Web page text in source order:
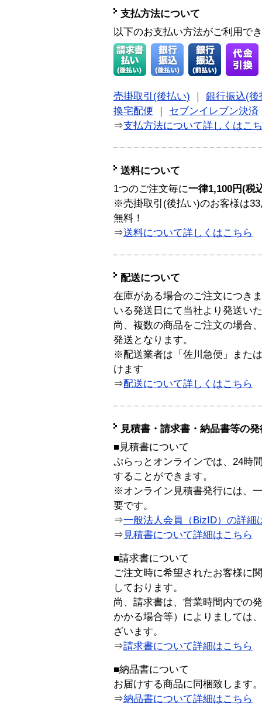
支払方法について
以下のお支払い方法がご利用で
売掛取引(後払い)
銀行振込(後
換宅配便
セブンイレブン決済
⇒支払方法について詳しくはこ
送料について
1つのご注文毎に一律1,100円(税
※売掛取引(後払い)のお客様は
無料！
⇒送料について詳しくはこちら
配送について
在庫がある場合のご注文につき
いる発送日にて当社より発送い
尚、複数の商品をご注文の場合
発送となります。
※配送業者は「佐川急便」また
けます
⇒配送について詳しくはこちら
見積書・請求書・納品書等の
■見積書について
ぷらっとオンラインでは、24時
することができます。
※オンライン見積書発行には、
要です。
⇒一般法人会員（BizID）の詳細
⇒ 見積書について詳細はこちら
■請求書について
ご注文時に希望されたお客様に
しております。
尚、請求書は、営業時間内での
かかる場合等）によりましては
ざいます。
⇒請求書について詳細はこちら
■納品書について
お届けする商品に同梱致します。
⇒納品書について詳細はこちら